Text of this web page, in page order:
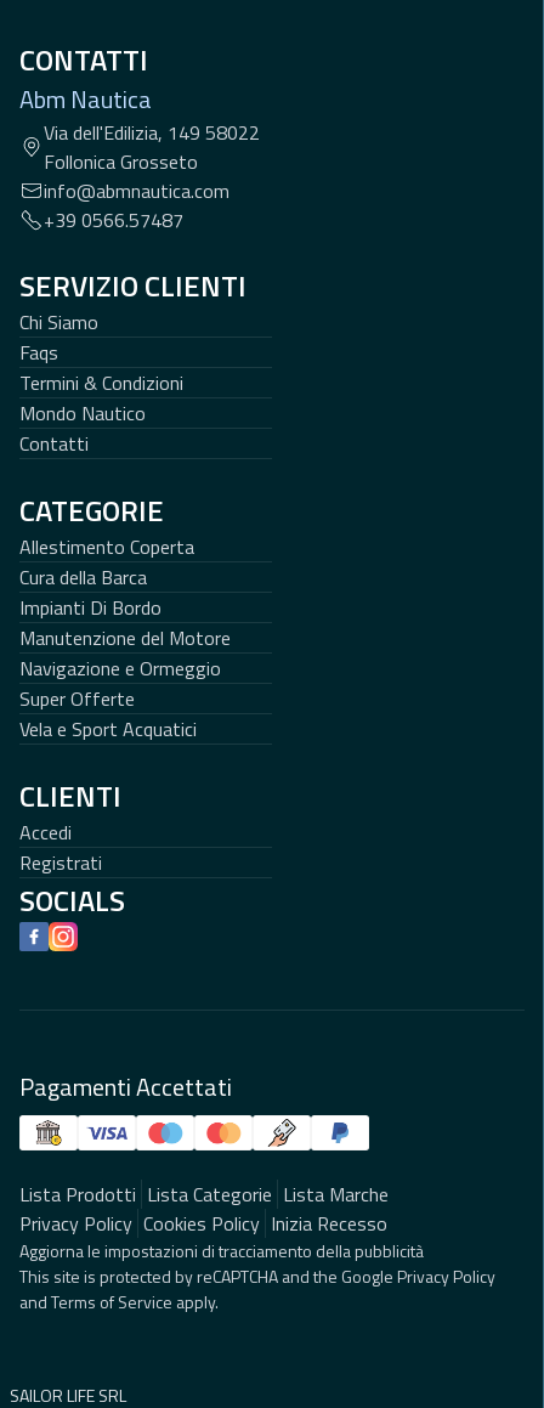
CONTATTI
Abm Nautica
Via dell'Edilizia, 149 58022
Follonica Grosseto
info@abmnautica.com
+39 0566.57487
SERVIZIO CLIENTI
Chi Siamo
Faqs
Termini & Condizioni
Mondo Nautico
Contatti
CATEGORIE
Allestimento Coperta
Cura della Barca
Impianti Di Bordo
Manutenzione del Motore
Navigazione e Ormeggio
Super Offerte
Vela e Sport Acquatici
CLIENTI
Accedi
Registrati
SOCIALS
Facebook
Instagram
Pagamenti Accettati
Lista Prodotti Lista Categorie Lista Marche
Privacy Policy Cookies Policy Inizia Recesso
Aggiorna le impostazioni di tracciamento della pubblicità
This site is protected by reCAPTCHA and the GooglePrivacy Policy
andTerms of Service apply.
SAILOR LIFE SRL